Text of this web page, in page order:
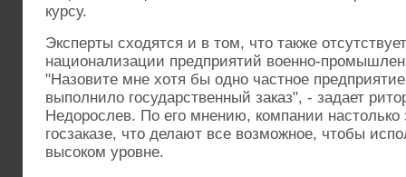
курсу.
Эксперты сходятся и в том, что также
национализации предприятий военно-
"Назовите мне хотя бы одно частное
выполнило государственный заказ", - задает
Недорослев. По его мнению, компании настолько
госзаказе, что делают все возможное, чтобы
высоком уровне.